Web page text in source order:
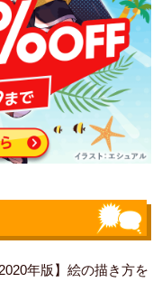
年版】絵の描き方を